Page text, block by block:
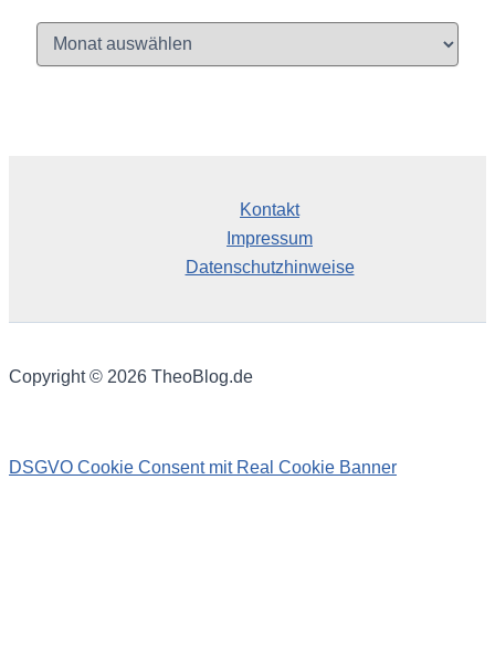
Kontakt
Impressum
Datenschutzhinweise
Copyright © 2026 TheoBlog.de
DSGVO Cookie Consent mit Real Cookie Banner